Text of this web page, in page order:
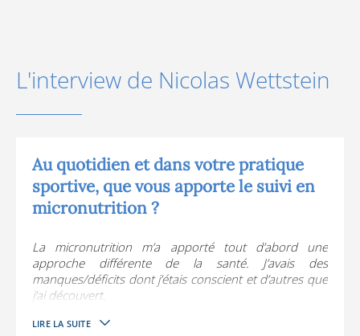
L'interview de Nicolas Wettstein
Au quotidien et dans votre pratique
sportive, que vous apporte le suivi en
micronutrition ?
La micronutrition m’a apporté tout d’abord une
approche différente de la santé. J’avais des
manques/déficits dont j’étais conscient et d’autres que
j’ai découvert.
dans mon alimentation.
LIRE LA SUITE